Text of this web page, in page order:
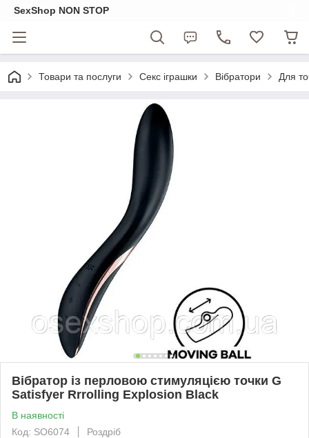
SexShop NON STOP
Товари та послуги Секс іграшки Вібратори Для
Вібратор із перловою стимуляцією точки G
Satisfyer Rrrolling Explosion Black
В наявності
Код: SO6074
Роздріб